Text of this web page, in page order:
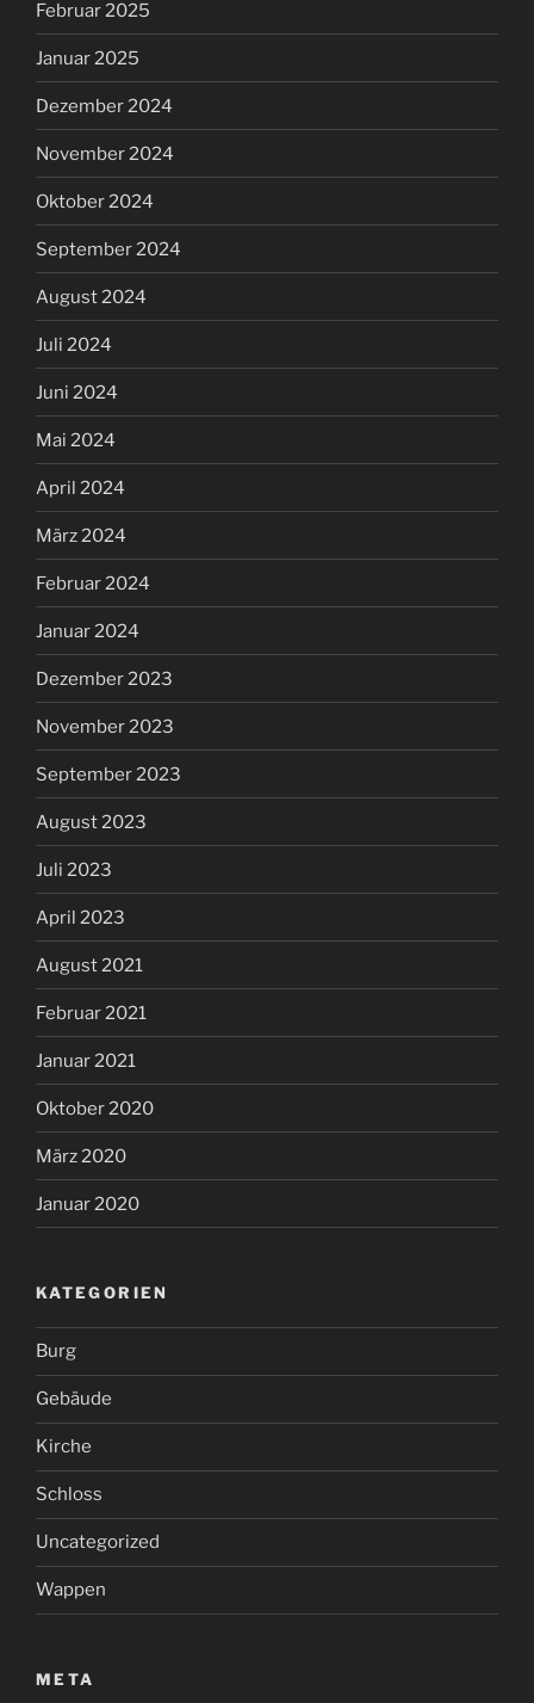
Februar 2025
Januar 2025
Dezember 2024
November 2024
Oktober 2024
September 2024
August 2024
Juli 2024
Juni 2024
Mai 2024
April 2024
März 2024
Februar 2024
Januar 2024
Dezember 2023
November 2023
September 2023
August 2023
Juli 2023
April 2023
August 2021
Februar 2021
Januar 2021
Oktober 2020
März 2020
Januar 2020
KATEGORIEN
Burg
Gebäude
Kirche
Schloss
Uncategorized
Wappen
META